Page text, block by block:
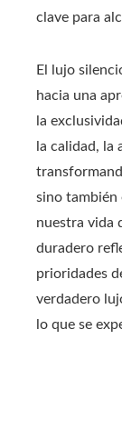
clave para
El lujo
hacia una
la
la calidad, la
sino también
nuestra vida
duradero
prioridades
verdadero
lo que se